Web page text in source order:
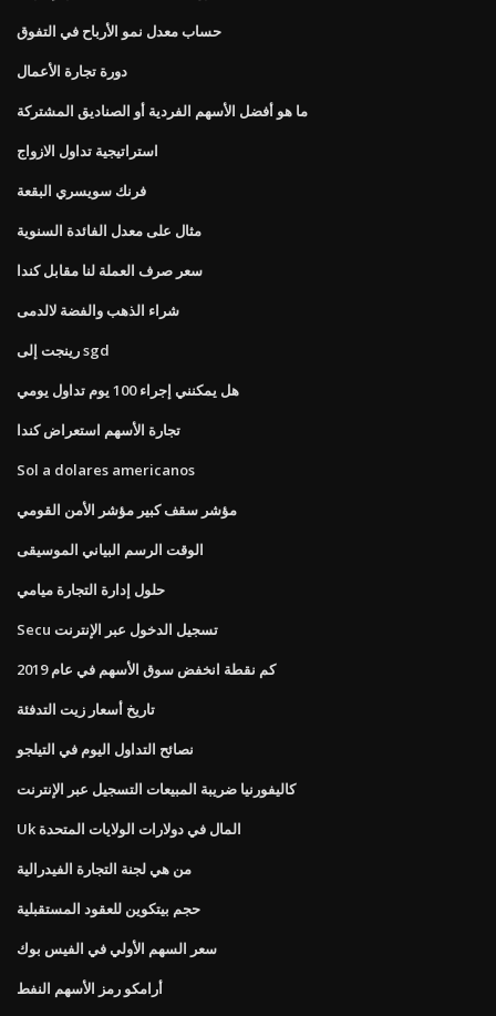
حساب معدل نمو الأرباح في التفوق
دورة تجارة الأعمال
ما هو أفضل الأسهم الفردية أو الصناديق المشتركة
استراتيجية تداول الازواج
فرنك سويسري البقعة
مثال على معدل الفائدة السنوية
سعر صرف العملة لنا مقابل كندا
شراء الذهب والفضة لالدمى
رينجت إلى sgd
هل يمكنني إجراء 100 يوم تداول يومي
تجارة الأسهم استعراض كندا
Sol a dolares americanos
مؤشر سقف كبير مؤشر الأمن القومي
الوقت الرسم البياني الموسيقى
حلول إدارة التجارة ميامي
Secu تسجيل الدخول عبر الإنترنت
كم نقطة انخفض سوق الأسهم في عام 2019
تاريخ أسعار زيت التدفئة
نصائح التداول اليوم في التيلجو
كاليفورنيا ضريبة المبيعات التسجيل عبر الإنترنت
Uk المال في دولارات الولايات المتحدة
من هي لجنة التجارة الفيدرالية
حجم بيتكوين للعقود المستقبلية
سعر السهم الأولي في الفيس بوك
أرامكو رمز الأسهم النفط